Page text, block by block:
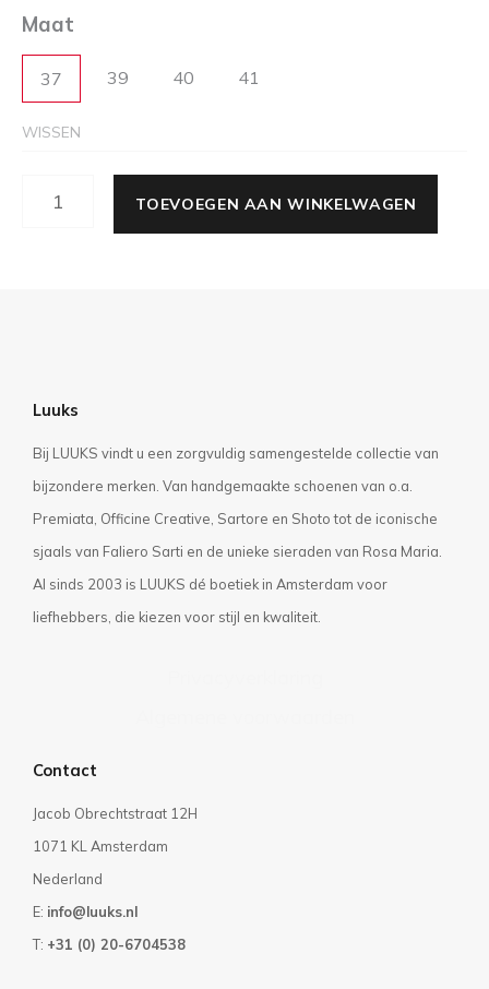
Maat
37 39 40 41
WISSEN
TOEVOEGEN AAN WINKELWAGEN
Luuks
Bij LUUKS vindt u een zorgvuldig samengestelde collectie van
bijzondere merken. Van handgemaakte schoenen van o.a.
Premiata, Officine Creative, Sartore en Shoto tot de iconische
sjaals van Faliero Sarti en de unieke sieraden van Rosa Maria.
Al sinds 2003 is LUUKS dé boetiek in Amsterdam voor
liefhebbers, die kiezen voor stijl en kwaliteit.
Contact
Jacob Obrechtstraat 12H
1071 KL Amsterdam
Nederland
E: info@luuks.nl
T: +31 (0) 20-6704538